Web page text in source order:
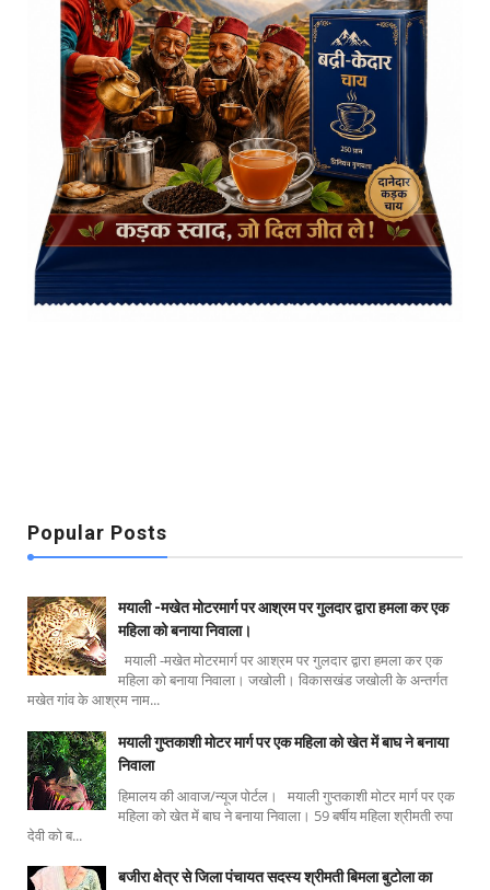
Popular Posts
मयाली -मखेत मोटरमार्ग पर आश्रम पर गुलदार द्वारा हमला कर एक
महिला को बनाया निवाला।
मयाली -मखेत मोटरमार्ग पर आश्रम पर गुलदार द्वारा हमला कर एक
महिला को बनाया निवाला। जखोली। विकासखंड जखोली के अन्तर्गत
मखेत गांव के आश्रम नाम...
मयाली गुप्तकाशी मोटर मार्ग पर एक महिला को खेत में बाघ ने बनाया
निवाला
हिमालय की आवाज/न्यूज पोर्टल। मयाली गुप्तकाशी मोटर मार्ग पर एक
महिला को खेत में बाघ ने बनाया निवाला। 59 बर्षीय महिला श्रीमती रुपा
देवी को ब...
बजीरा क्षेत्र से जिला पंचायत सदस्य श्रीमती बिमला बुटोला का